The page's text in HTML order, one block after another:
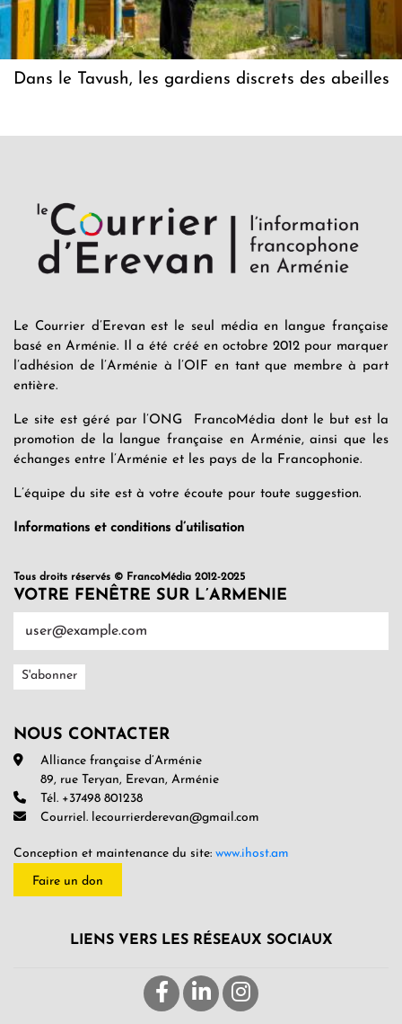
Dans le Tavush, les gardiens discrets des abeilles
Le Courrier d’Erevan est le seul média en langue française
basé en Arménie. Il a été créé en octobre 2012 pour marquer
l’adhésion de l’Arménie à l’OIF en tant que membre à part
entière.
Le site est géré par l’ONG FrancoMédia dont le but est la
promotion de la langue française en Arménie, ainsi que les
échanges entre l’Arménie et les pays de la Francophonie.
L’équipe du site est à votre écoute pour toute suggestion.
Informations et conditions d’utilisation
Tous droits réservés © FrancoMédia 2012-2025
VOTRE FENÊTRE SUR L’ARMENIE
NOUS CONTACTER
Alliance française d’Arménie
89, rue Teryan, Erevan, Arménie
Tél. +37498 801238
Courriel. lecourrierderevan@gmail.com
Conception et maintenance du site: www.ihost.am
Faire un don
LIENS VERS LES RÉSEAUX SOCIAUX